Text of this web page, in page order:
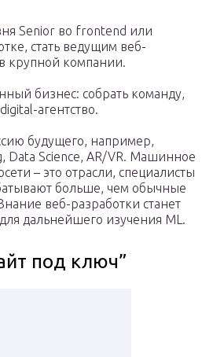
Senior во frontend или
стать ведущим веб-
крупной компании.
бизнес: собрать команду,
агентство.
будущего, например,
Data Science, AR/VR. Машинное
– это отрасли, специалисты
больше, чем обычные
веб-разработки станет
дальнейшего изучения ML.
под ключ”